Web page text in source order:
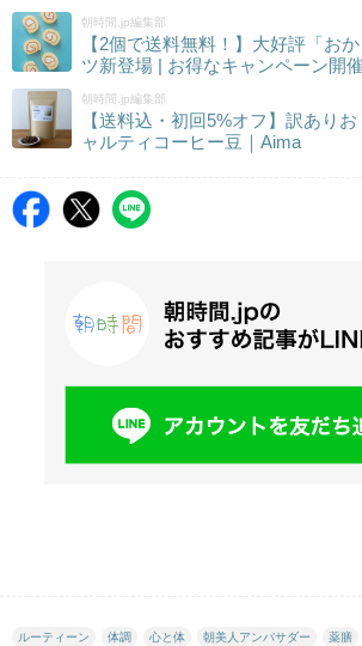
朝時間.jp編集部
【2個で送料無料！】大好評「お
ツ新登場 | お得なキャンペーン開
朝時間.jp編集部
【送料込・初回5%オフ】訳あり
ャルティコーヒー豆｜Aima
ルーティーン 体調 心と体 朝美人アンバサダー 薬膳